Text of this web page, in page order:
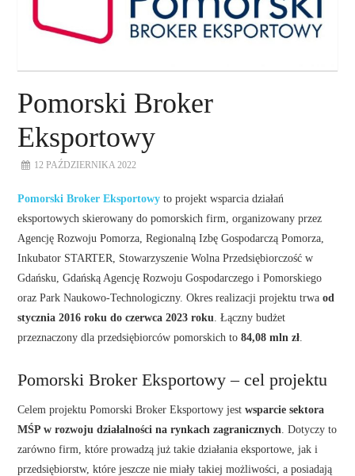
DORADZTWO
KONTAKT
Pomorski Broker
Eksportowy
12 PAŹDZIERNIKA 2022
Pomorski Broker Eksportowy to projekt wsparcia działań
eksportowych skierowany do pomorskich firm, organizowany przez
Agencję Rozwoju Pomorza, Regionalną Izbę Gospodarczą Pomorza,
Inkubator STARTER, Stowarzyszenie Wolna Przedsiębiorczość w
Gdańsku, Gdańską Agencję Rozwoju Gospodarczego i Pomorskiego
oraz Park Naukowo-Technologiczny. Okres realizacji projektu trwaod
stycznia 2016 roku do czerwca 2023 roku. Łączny budżet
przeznaczony dla przedsiębiorców pomorskich to84,08 mln zł.
Pomorski Broker Eksportowy – cel projektu
Celem projektu Pomorski Broker Eksportowy jestwsparcie sektora
MŚP w rozwoju działalności na rynkach zagranicznych . Dotyczy to
zarówno firm, które prowadzą już takie działania eksportowe, jak i
przedsiębiorstw, które jeszcze nie miały takiej możliwości, a posiadają